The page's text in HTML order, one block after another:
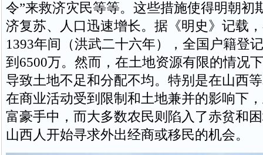
令”来救济灾民等等。这些措施使得明朝初
济复苏、人口迅速增长。据《明史》记载
1393年间（洪武二十六年），全国户籍登
到6500万。然而，在土地资源有限的情况
导致土地不足和分配不均。特别是在山西
在商业活动受到限制和土地兼并的影响下
富豪手中，而大多数农民则陷入了赤贫和
山西人开始寻求外出经商或移民的机会。